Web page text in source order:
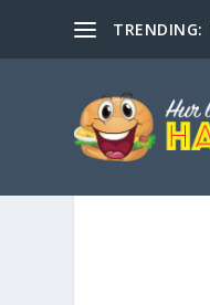
TRENDING: